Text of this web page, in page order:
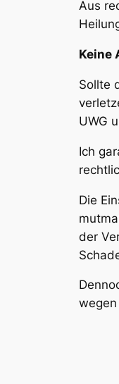
Aus
Keine
Sollte
UWG
Ich
Die
der